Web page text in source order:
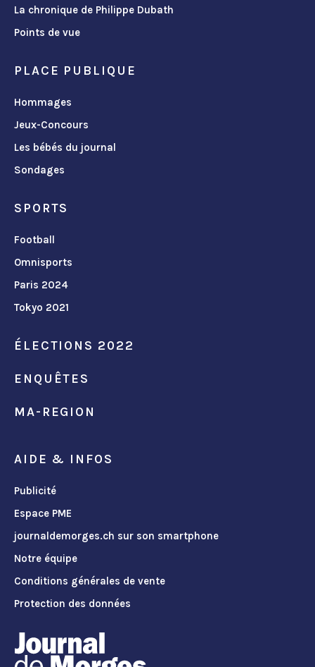
La chronique de Philippe Dubath
Points de vue
PLACE PUBLIQUE
Hommages
Jeux-Concours
Les bébés du journal
Sondages
SPORTS
Football
Omnisports
Paris 2024
Tokyo 2021
ÉLECTIONS 2022
ENQUÊTES
MA-REGION
AIDE & INFOS
Publicité
Espace PME
journaldemorges.ch sur son smartphone
Notre équipe
Conditions générales de vente
Protection des données